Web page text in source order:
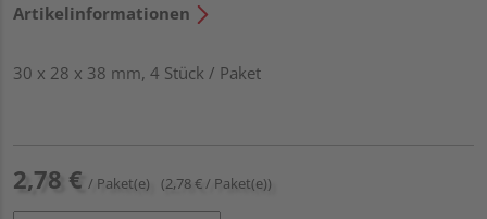
Artikelinformationen
30 x 28 x 38 mm, 4 Stück / Paket
2,78 € / Paket(e) (2,78 € / Paket(e))